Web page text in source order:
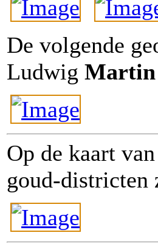
De volgende
Ludwig Martin
Op de kaart
goud-districten